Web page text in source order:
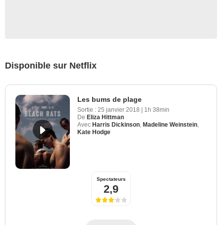
Disponible sur Netflix
Les bums de plage
Sortie : 25 janvier 2018 | 1h 38min
De Eliza Hittman
Avec Harris Dickinson Madeline Weinstein
Kate Hodge
Spectateurs
2,9